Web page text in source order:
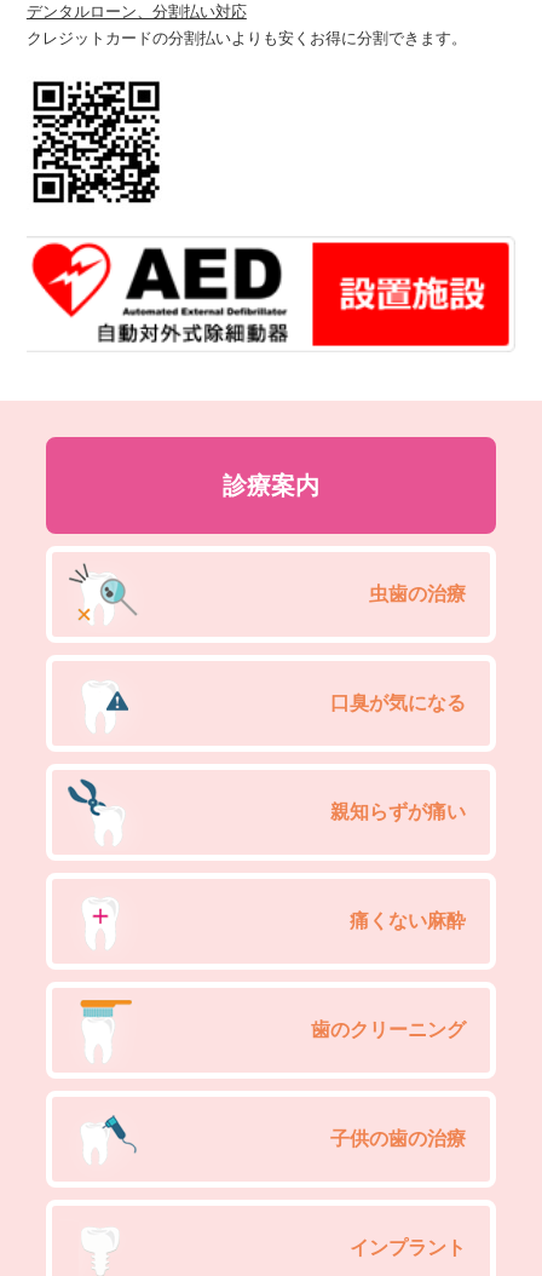
デンタルローン、分割払い対応
クレジットカードの分割払いよりも安くお得に分割できます。
診療案内
虫歯の治療
口臭が気になる
親知らずが痛い
痛くない麻酔
歯のクリーニング
子供の歯の治療
インプラント